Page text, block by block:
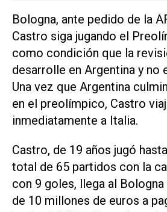
Bologna, ante pedido de la
Castro siga jugando el
como condición que la
desarrolle en Argentina y no
Una vez que Argentina
en el preolímpico, Castro
inmediatamente a Italia.
Castro, de 19 años jugó
total de 65 partidos con la
con 9 goles, llega al
de 10 millones de euros a